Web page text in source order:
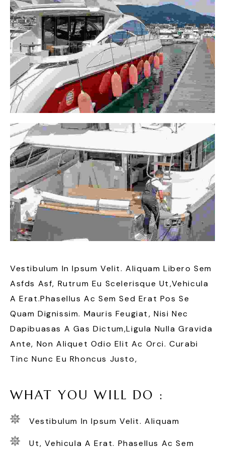
Vestibulum In Ipsum Velit. Aliquam Libero Sem
Asfds Asf, Rutrum Eu Scelerisque Ut,vehicula
A Erat.Phasellus Ac Sem Sed Erat Pos Se
Quam Dignissim. Mauris Feugiat, Nisi Nec
Dapibuasas A Gas Dictum,ligula Nulla Gravida
Ante, Non Aliquet Odio Elit Ac Orci. Curabi
Tinc Nunc Eu Rhoncus Justo,
WHAT YOU WILL DO :
Vestibulum In Ipsum Velit. Aliquam
Ut, Vehicula A Erat. Phasellus Ac Sem